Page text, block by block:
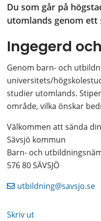
Du som går på
utomlands genom ett
Ingegerd
Genom barn- och
universitets/
studier utomlands.
område, vilka önskar
Välkommen att sända
Sävsjö kommun
Barn- och
576 80 SÄVSJÖ
utbildning@savsjo.se
Skriv ut